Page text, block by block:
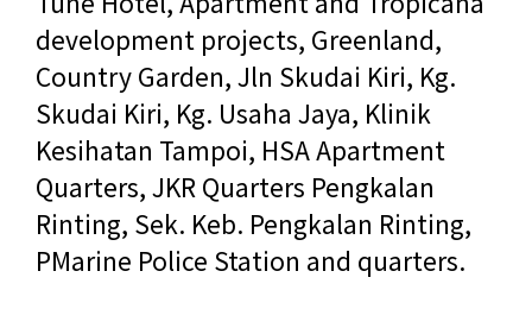
development projects, Greenland,
Country Garden, Jln Skudai Kiri, Kg.
Skudai Kiri, Kg. Usaha Jaya, Klinik
Kesihatan Tampoi, HSA Apartment
Quarters, JKR Quarters Pengkalan
Rinting, Sek. Keb. Pengkalan Rinting,
PMarine Police Station and quarters.